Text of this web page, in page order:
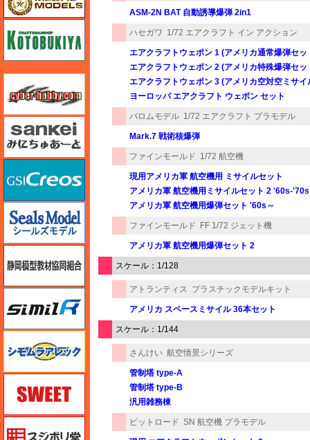
ASM-2N BAT 自動誘導爆弾 2in1
ハセガワ 1/72 エアクラフト イン アクション
エアクラフトウェポン 1 (アメリカ通常爆弾セッ
エアクラフトウェポン 2 (アメリカ特殊爆弾セッ
エアクラフトウェポン 3 (アメリカ空対空ミサイ
ヨーロッパ エアクラフト ウェポン セット
バロムモデル 1/72 エアクラフト プラモデル
Mark.7 戦術核爆弾
ファインモールド 1/72 航空機
現用アメリカ軍 航空機用 ミサイルセット
アメリカ軍 航空機用ミサイルセット 2 '60s-'70s
アメリカ軍 航空機用爆弾セット '60s～
ファインモールド FF 1/72 ジェット機
アメリカ軍 航空機用爆弾セット 2
スケール：1/128
アトランティス プラスチックモデルキット
アメリカ スペースミサイル 36本セット
スケール：1/144
さんけい 航空情景シリーズ
管制塔 type-A
管制塔 type-B
汎用雑務棟
ピットロード SN 航空機 プラモデル
コトブキヤ
サイバーホビー
さんけい みにちゅあーと
GSIクレオス
シールズモデル
静岡模型協同組合
シミラー（similR）
シモムラアレック
スイート（SWEET）